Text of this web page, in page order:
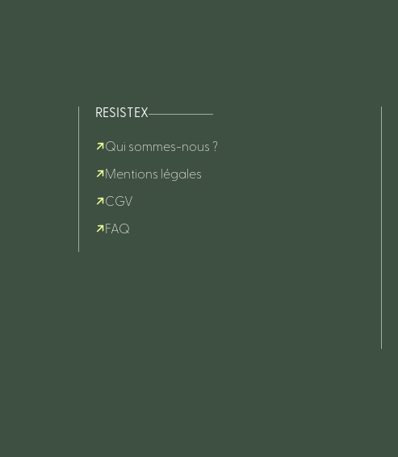
RESISTEX
Qui sommes-nous ?
Mentions légales
CGV
FAQ